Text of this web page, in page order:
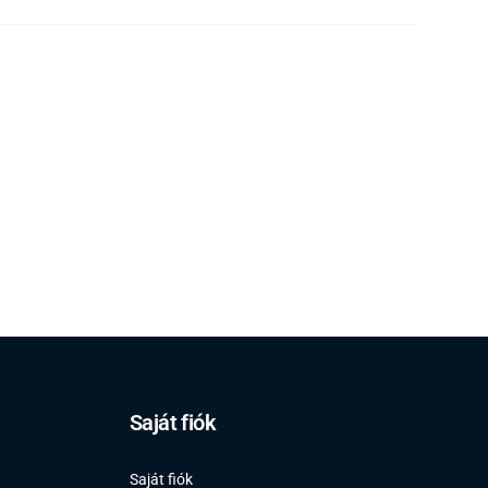
Saját fiók
Saját fiók